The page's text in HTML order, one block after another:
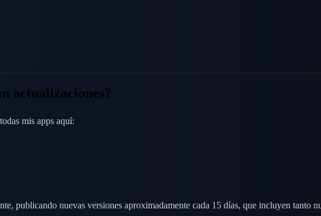
actualizaciones?
mis apps aquí:
publicando nuevas versiones aproximadamente cada 15 días, que incluyen tanto